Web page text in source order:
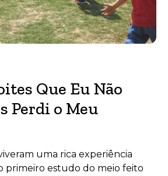
Que Eu Não
Perdi o Meu
uma rica experiência
primeiro estudo do meio feito